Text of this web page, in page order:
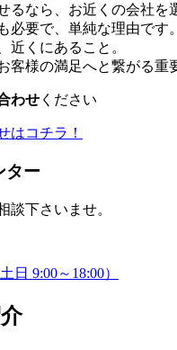
るなら、お近くの会社を
必要で、単純な理由です。
近くにあること。
客様の満足へと繋がる重
わせ ください
はコチラ！
ター
談下さいませ。
日 9:00～18:00）